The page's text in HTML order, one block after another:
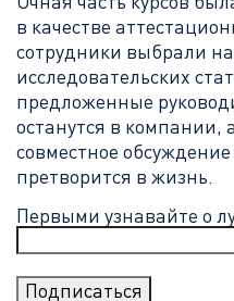
в качестве
сотрудники выбрали
исследовательских
предложенные
останутся в компании,
совместное
претворится в жизнь.
Первыми узнавайте о